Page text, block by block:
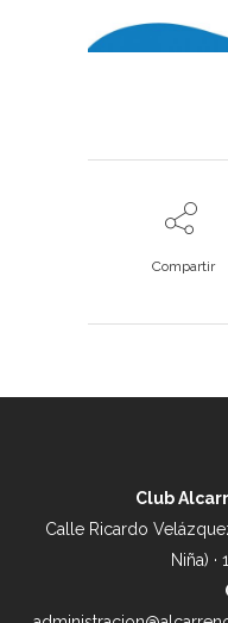
Compartir
Club
Calle Ricardo
Niña) ·